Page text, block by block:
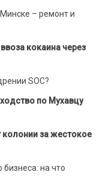
– ремонт и
кокаина через
SOC?
по Мухавцу
за жестокое
на что